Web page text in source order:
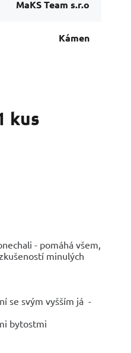
MaKS Team s.r.o
Kámen
kus
- pomáhá všem,
minulých
se svým vyšším já -
bytostmi